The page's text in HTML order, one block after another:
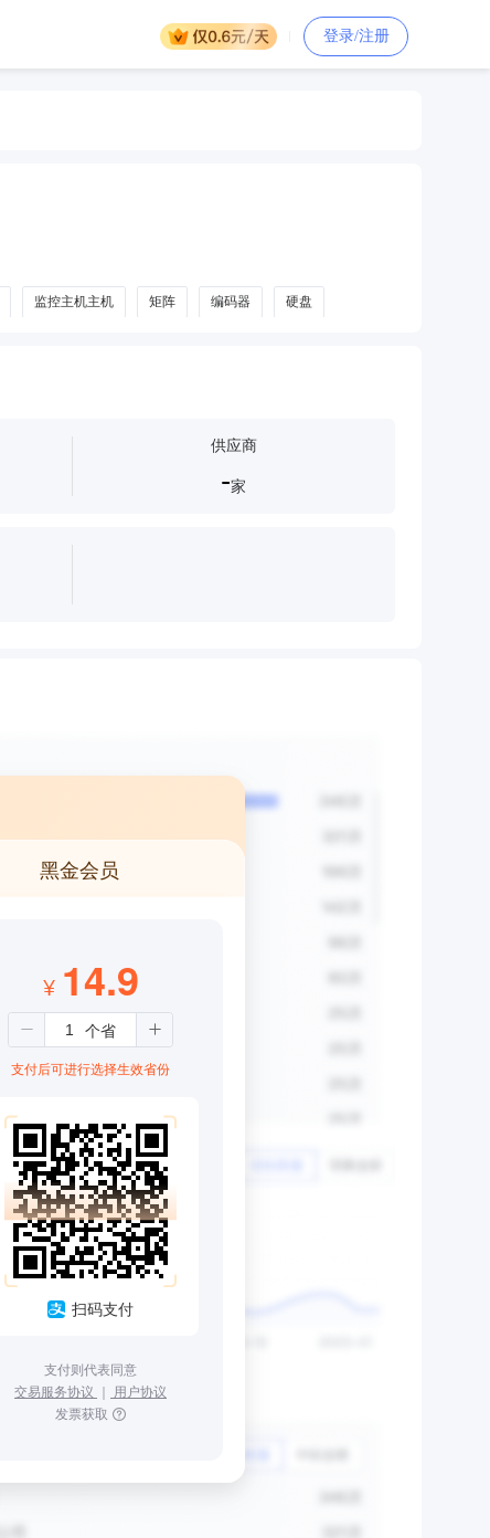
登录/注册
监控主机主机 矩阵 编码器 硬盘
供应商
-家
黑金会员
¥ 14.9
支付后可进行选择生效省份
扫码支付
支付则代表同意
交易服务协议 ｜ 用户协议
发票获取